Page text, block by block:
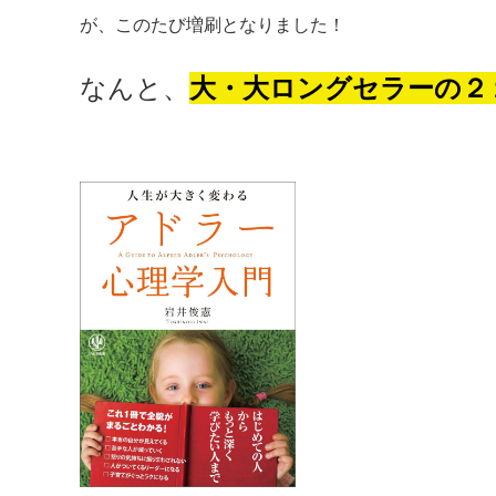
が、このたび増刷となりました！
なんと、 大・大ロングセラーの２